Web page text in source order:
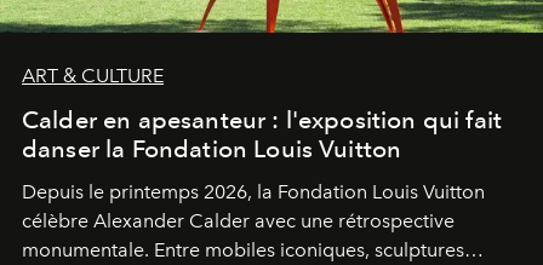
ART & CULTURE
Calder en apesanteur : l'exposition qui fait
danser la Fondation Louis Vuitton
Depuis le printemps 2026, la Fondation Louis Vuitton
célèbre Alexander Calder avec une rétrospective
monumentale. Entre mobiles iconiques, sculptures